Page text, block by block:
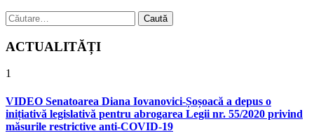
Caută
după:
ACTUALITĂȚI
1
VIDEO Senatoarea Diana Iovanovici-Șoșoacă a depus o
inițiativă legislativă pentru abrogarea Legii nr. 55/2020 privind
măsurile restrictive anti-COVID-19